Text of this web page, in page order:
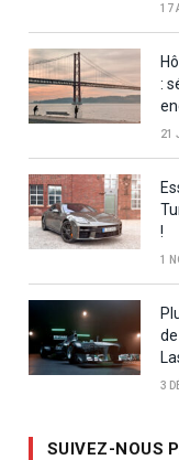
17
:
21
!
1
3
SUIVEZ-NOUS